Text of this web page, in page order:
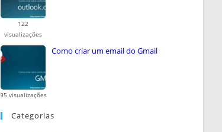
122
visualizações
Como criar um email do Gmail
95 visualizações
Categorias